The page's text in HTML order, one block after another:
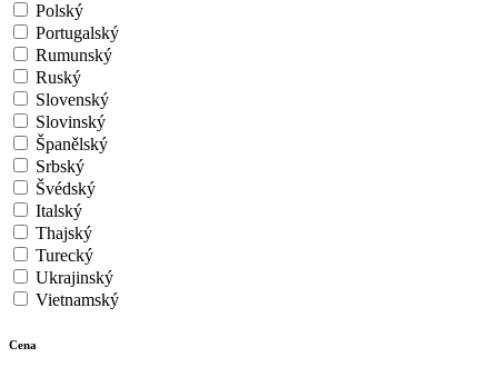
Polský
Portugalský
Rumunský
Ruský
Slovenský
Slovinský
Španělský
Srbský
Švédský
Italský
Thajský
Turecký
Ukrajinský
Vietnamský
Cena